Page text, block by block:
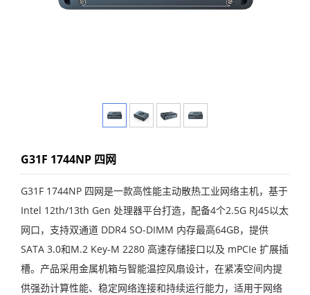
G31F 1744NP 四网
G31F 1744NP 四网是一款高性能主动散热工业网络主机，基于
Intel 12th/13th Gen 处理器平台打造，配备4个2.5G RJ45以太
网口，支持双通道 DDR4 SO-DIMM 内存最高64GB，提供
SATA 3.0和M.2 Key-M 2280 高速存储接口以及 mPCIe 扩展插
槽。产品采用金属机箱与智能温控风扇设计，在紧凑空间内提
供强劲计算性能、稳定网络连接和持续运行能力，适用于网络